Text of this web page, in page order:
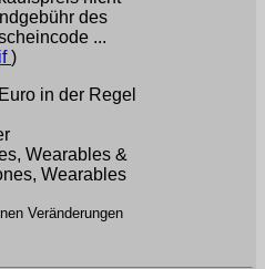
des
...
)
in der Regel
Wearables &
Wearables
Veränderungen